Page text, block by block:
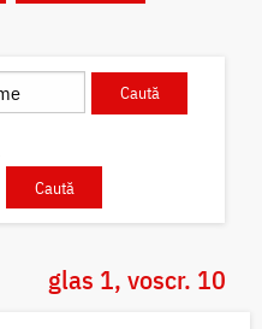
glas 1, voscr. 10